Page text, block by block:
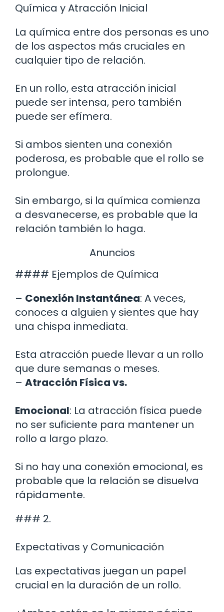
Química y Atracción Inicial
La química entre dos personas es uno
de los aspectos más cruciales en
cualquier tipo de relación.
En un rollo, esta atracción inicial
puede ser intensa, pero también
puede ser efímera.
Si ambos sienten una conexión
poderosa, es probable que el rollo se
prolongue.
Sin embargo, si la química comienza
a desvanecerse, es probable que la
relación también lo haga.
Anuncios
#### Ejemplos de Química
– Conexión Instantánea: A veces,
conoces a alguien y sientes que hay
una chispa inmediata.
Esta atracción puede llevar a un rollo
que dure semanas o meses.
– Atracción Física vs.
Emocional: La atracción física puede
no ser suficiente para mantener un
rollo a largo plazo.
Si no hay una conexión emocional, es
probable que la relación se disuelva
rápidamente.
### 2.
Expectativas y Comunicación
Las expectativas juegan un papel
crucial en la duración de un rollo.